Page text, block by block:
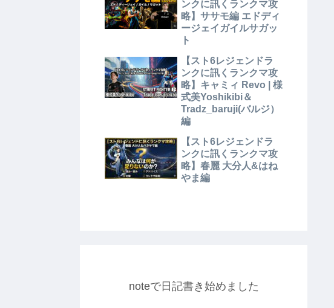
ンクに訊くランクマ攻
略】ササモ編 エドディ
ージェイガイルサガッ
ト
【スト6レジェンドラ
ンクに訊くランクマ攻
略】キャミィ Revo | 様
式美Yoshikibi＆
Tradz_baruji(バルジ）
編
【スト6レジェンドラ
ンクに訊くランクマ攻
略】春麗 大分人&はね
やま編
noteで日記書き始めました